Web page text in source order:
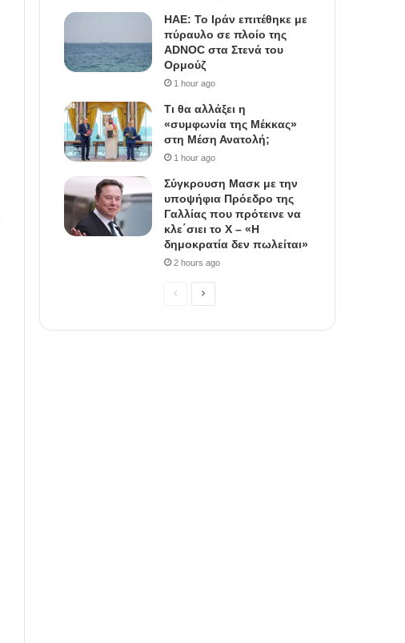
ΗΑΕ: Το Ιράν επιτέθηκε με
πύραυλο σε πλοίο της
ADNOC στα Στενά του
Ορμούζ
1 hour ago
Τι θα αλλάξει η
«συμφωνία της Μέκκας»
στη Μέση Ανατολή;
1 hour ago
Σύγκρουση Μασκ με την
υποψήφια Πρόεδρο της
Γαλλίας που πρότεινε να
κλε΄σιει το X – «Η
δημοκρατία δεν πωλείται»
2 hours ago
PreviousNext